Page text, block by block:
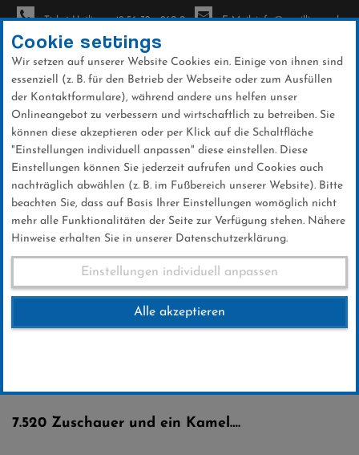
Direkt
zum
Inhalt
Ticket-Hotline: +49 56 32 - 960-0 E-Mail: info@sc-willingen.de
News
Weltcup-Splitter 09.01.2016
09 .Januar 2016
7.520 Zuschauer und ein Kamel….
Cookie settings
Wir setzen auf unserer Website Cookies ein. Einige von ihnen sind
essenziell (z. B. für den Betrieb der Webseite oder zum Ausfüllen
der Kontaktformulare), während andere uns helfen unser
Onlineangebot zu verbessern und wirtschaftlich zu betreiben. Sie
können diese akzeptieren oder per Klick auf die Schaltfläche
"Einstellungen individuell anpassen" diese einstellen. Diese
Einstellungen können Sie jederzeit aufrufen und Cookies auch
nachträglich abwählen (z. B. im Fußbereich unserer Website). Bitte
beachten Sie, dass auf Basis Ihrer Einstellungen womöglich nicht
mehr alle Funktionalitäten der Seite zur Verfügung stehen. Nähere
Hinweise erhalten Sie in unserer Datenschutzerklärung.
Einstellungen individuell anpassen
Alle akzeptieren